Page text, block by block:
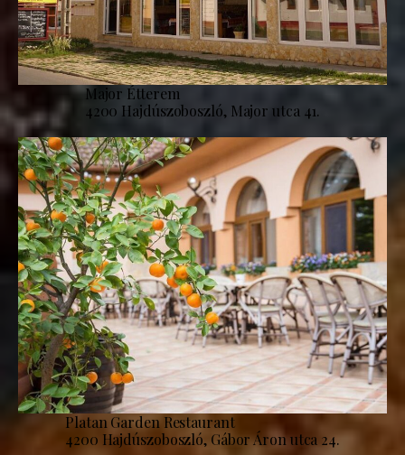
Major Étterem
4200 Hajdúszoboszló, Major utca 41.
Platan Garden Restaurant
4200 Hajdúszoboszló, Gábor Áron utca 24.